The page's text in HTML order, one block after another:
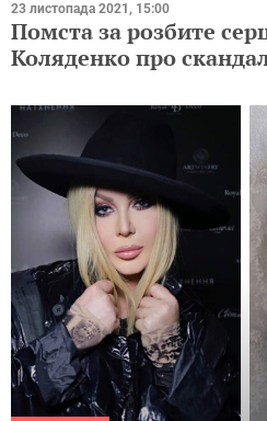
23 листопада 2021, 15:00
Помста за розбите
Коляденко про